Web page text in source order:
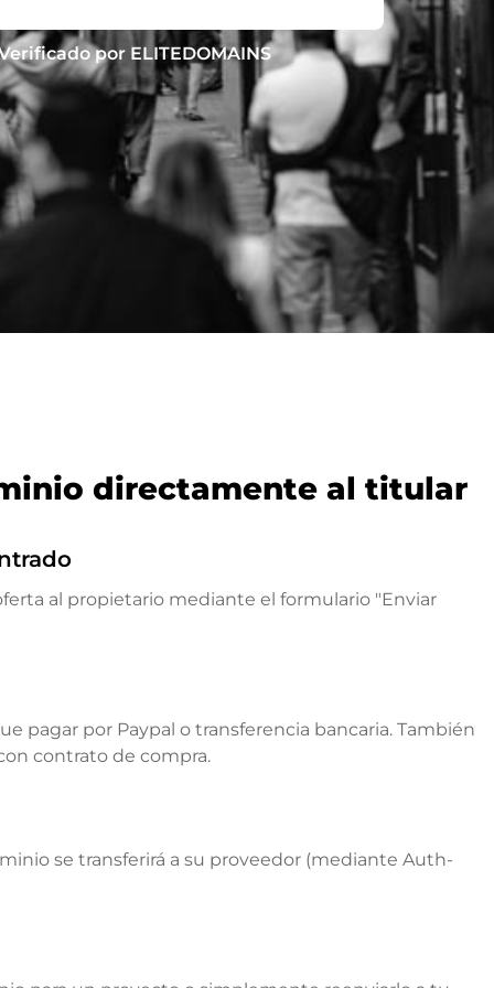
por ELITEDOMAINS
directamente al titular
al propietario mediante el formulario "Enviar
pagar por Paypal o transferencia bancaria. También
contrato de compra.
se transferirá a su proveedor (mediante Auth-